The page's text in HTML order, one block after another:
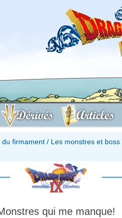
Dérivés Articles
du firmament / Les monstres et
qui me manque!